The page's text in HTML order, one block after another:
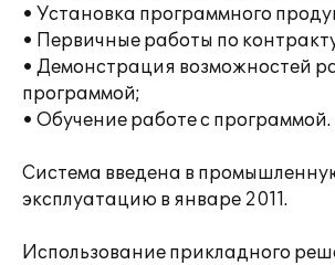
• Установка программного
• Первичные работы по
• Демонстрация возможностей
программой;
• Обучение работе с программой.
Система введена в
эксплуатацию в январе 2011.
Использование прикладного